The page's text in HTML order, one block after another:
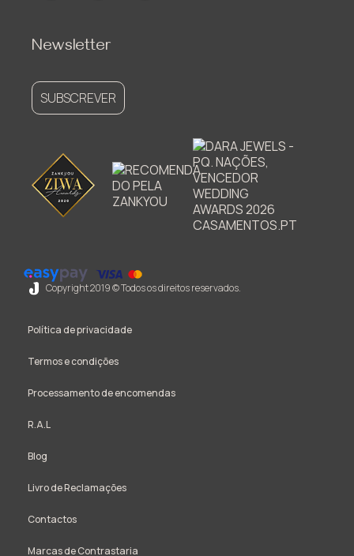
Newsletter
SUBSCREVER
Copyright 2019 © Todos os direitos reservados.
Política de privacidade
Termos e condições
Processamento de encomendas
R.A.L
Blog
Livro de Reclamações
Contactos
Marcas de Contrastaria